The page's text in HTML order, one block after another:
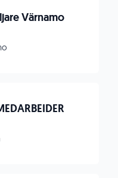
Värnamo